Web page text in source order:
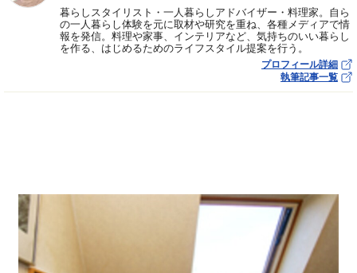
暮らしスタイリスト・一人暮らしアドバイザー・料理家。自ら
の一人暮らし体験を元に取材や研究を重ね、各種メディアで情
報を発信。料理や家事、インテリアなど、気持ちのいい暮らし
を作る、はじめるためのライフスタイル提案を行う。
プロフィール詳細
執筆記事一覧